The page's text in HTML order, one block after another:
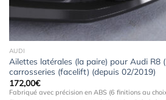
AUDI
Ailettes latérales (la paire) pour Audi R8
carrosseries (facelift) (depuis 02/2019)
172,00€
Fabriqué avec précision en ABS (6 finitions au